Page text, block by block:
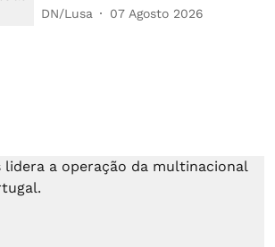
DN/Lusa 07 Agosto 2026